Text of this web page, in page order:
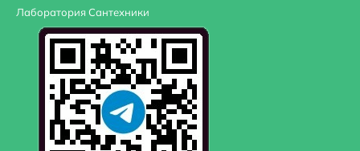
Ключи ШГ номер 3 - 2 шт.
Ключи ШГ номер 12.
Кронштейн телескопический.
Метизы: Саморез+дюбель - 2 шт.
Паспорт.
Лаборатория Сантехники